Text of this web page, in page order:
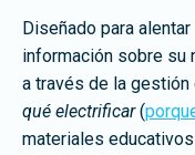
Diseñado para
información sobre su
a través de la gestión
qué electrificar(
materiales